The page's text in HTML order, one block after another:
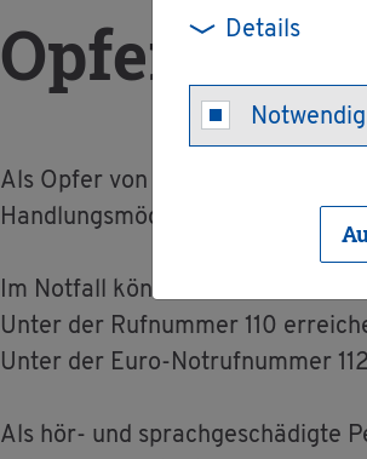
Details
Notwendig
Als Opfer von Straf­ta­ten fin­den
Hand­lungs­mög­lich­kei­ten und
Im Not­fall kön­nen Sie immer die
Unter der Ruf­num­mer 110
Unter der Euro-Not­ruf­num­mer
Als hör- und sprach­ge­schä­dig­te